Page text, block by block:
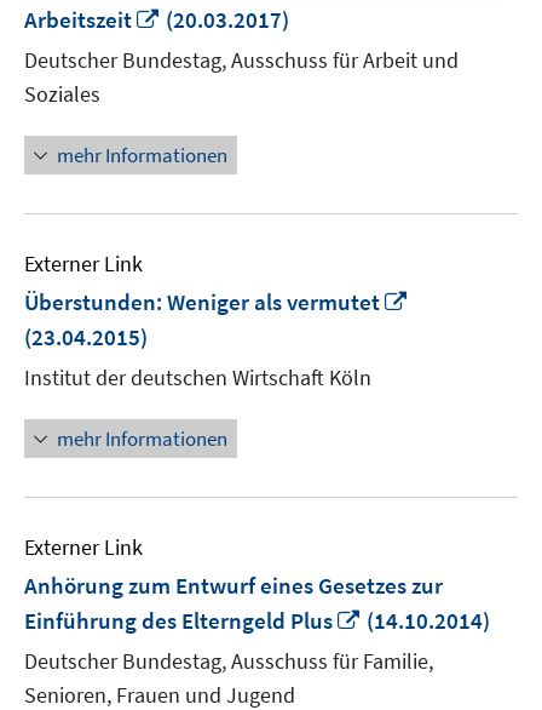
Arbeitszeit
In
neuem
Fenster
(20.03.2017)
Deutscher Bundestag, Ausschuss für Arbeit und
Soziales
mehr Informationen
Externer Link
Überstunden: Weniger als vermutet
(23.04.2015)
Institut der deutschen Wirtschaft Köln
mehr Informationen
Externer Link
Anhörung zum Entwurf eines Gesetzes zur
Einführung des Elterngeld Plus
In
neuem
Fenster
(14.10.2014)
Deutscher Bundestag, Ausschuss für Familie,
Senioren, Frauen und Jugend